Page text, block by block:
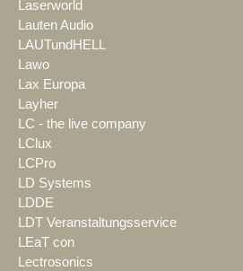
Laserworld
Lauten Audio
LAUTundHELL
Lawo
Lax Europa
Layher
LC - the live company
LClux
LCPro
LD Systems
LDDE
LDT Veranstaltungsservice
LEaT con
Lectrosonics